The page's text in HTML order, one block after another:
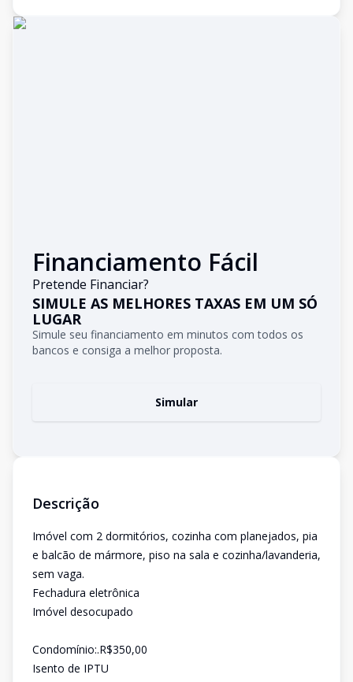
Financiamento Fácil
Pretende Financiar?
SIMULE AS MELHORES TAXAS EM UM SÓ
LUGAR
Simule seu financiamento em minutos com todos os
bancos e consiga a melhor proposta.
Simular
Descrição
Imóvel com 2 dormitórios, cozinha com planejados, pia
e balcão de mármore, piso na sala e cozinha/lavanderia,
sem vaga.
Fechadura eletrônica
Imóvel desocupado
Condomínio:.R$350,00
Isento de IPTU